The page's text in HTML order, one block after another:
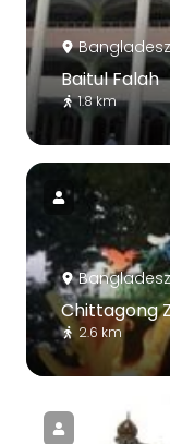
Bangladesz
Baitul Falah
1.8 km
Bangladesz
Chittagong
2.6 km